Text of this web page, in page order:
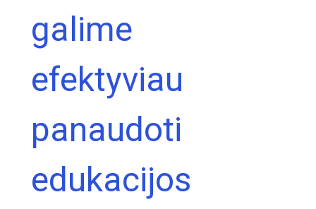
galime
efektyviau
panaudoti
edukacijos